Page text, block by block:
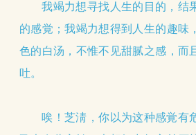
我竭力想寻找人生的目的，结
的感覚；我竭力想得到人生的趣味
色的白汤，不惟不见甜腻之感，而
吐。
唉！芝淸，你以为这种感覚有